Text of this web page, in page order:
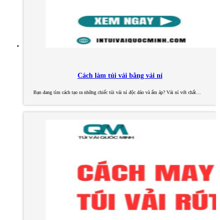
Cách làm túi vải bằng vải nỉ
Bạn đang tìm cách tạo ra những chiếc túi vải nỉ độc đáo và ấm áp? Vải nỉ với chất…